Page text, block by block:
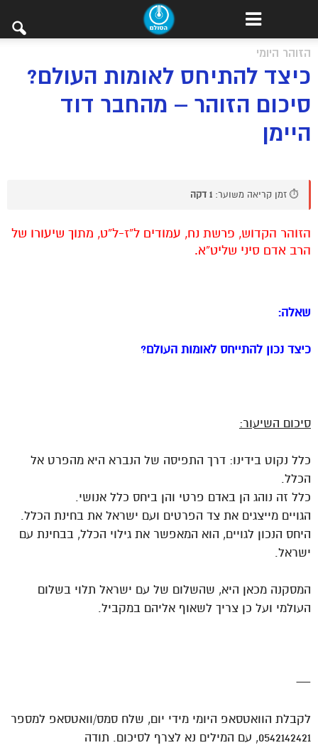
הזוהר היומי
כיצד להתיחס לאומות העולם?
סיכום הזוהר – מהחבר דוד
היימן
⏱️ זמן קריאה משוער: 1 דקה
הזוהר הקדוש, פרשת נח, עמודים ל”ז-ל”ט, מתוך שיעורו של
הרב אדם סיני שליט”א.
שאלה:
כיצד נכון להתייחס לאומות העולם?
סיכום השיעור:
כלל נקוט בידינו: דרך התפיסה של הנברא היא מהפרט אל
הכלל.
כלל זה נוהג הן באדם פרטי והן ביחס כלל אנושי.
הגויים מייצגים את צד הפרטים ועם ישראל את בחינת הכלל.
היחס הנכון לגויים, הוא המאפשר את גילוי הכלל, בבחינת עם
ישראל.
המסקנה מכאן היא, שהשלום של עם ישראל תלוי בשלום
העולמי ועל כן צריך לשאוף אליהם במקביל.
—
לקבלת הוואטסאפ היומי מידי יום, שלח סמס/וואטסאפ למספר
0542142421, עם המילים נא לצרף לסיכום. תודה